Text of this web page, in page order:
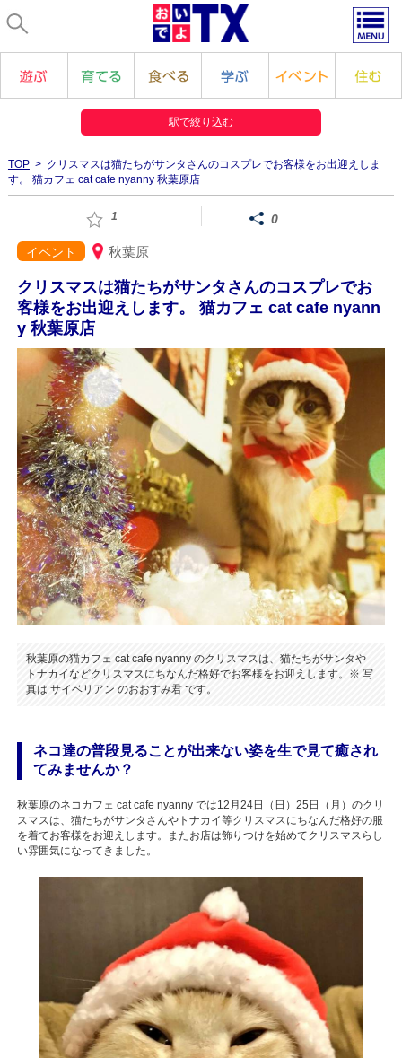
駅で絞り込む
TOP> クリスマスは猫たちがサンタさんのコスプレでお客様をお出迎えしま
す。 猫カフェ cat cafe nyanny 秋葉原店
1 0
イベント 秋葉原
クリスマスは猫たちがサンタさんのコスプレでお
客様をお出迎えします。 猫カフェ cat cafe nyann
y 秋葉原店
秋葉原の猫カフェ cat cafe nyanny のクリスマスは、猫たちがサンタや
トナカイなどクリスマスにちなんだ格好でお客様をお迎えします。※ 写
真は サイベリアン のおおすみ君 です。
ネコ達の普段見ることが出来ない姿を生で見て癒され
てみませんか？
秋葉原のネコカフェ cat cafe nyanny では12月24日（日）25日（月）のクリ
スマスは、猫たちがサンタさんやトナカイ等クリスマスにちなんだ格好の服
を着てお客様をお迎えします。またお店は飾りつけを始めてクリスマスらし
い雰囲気になってきました。